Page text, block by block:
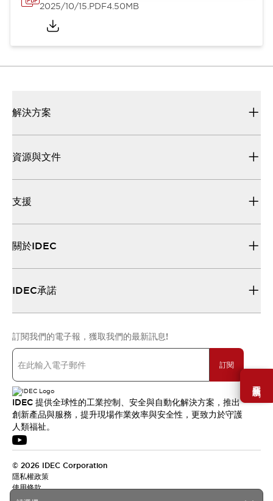
需要幫助嗎？
2025/10/15.PDF4.50MB
解決方案
資源與文件
支援
關於IDEC
IDEC承諾
訂閱我們的電子報，獲取我們的最新訊息!
訂閱
IDEC 提供全球性的工業控制、安全與自動化解決方案，推出
創新產品與服務，提升現場作業效率與安全性，更致力於守護
人類福祉。
© 2026 IDEC Corporation
隱私權政策
使用條款